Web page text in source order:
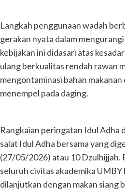
Langkah penggunaan wadah
gerakan nyata dalam
kebijakan ini didasari atas
ulang berkualitas rendah rawan
mengontaminasi bahan
menempel pada daging.
Rangkaian peringatan Idul Adha
salat Idul Adha bersama yang
(27/05/2026) atau 10 Dzulhijjah.
seluruh civitas akademika
dilanjutkan dengan makan siang